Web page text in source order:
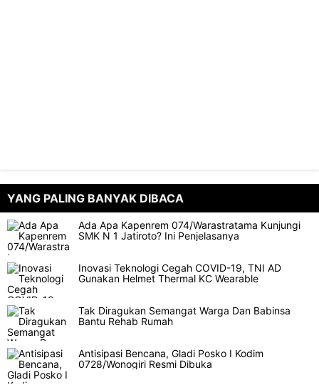
YANG PALING BANYAK DIBACA
Ada Apa Kapenrem 074/Warastratama Kunjungi
SMK N 1 Jatiroto? Ini Penjelasanya
Inovasi Teknologi Cegah COVID-19, TNI AD
Gunakan Helmet Thermal KC Wearable
Tak Diragukan Semangat Warga Dan Babinsa
Bantu Rehab Rumah
Antisipasi Bencana, Gladi Posko I Kodim
0728/Wonogiri Resmi Dibuka